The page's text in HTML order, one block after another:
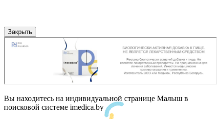
Закрыть
Вы находитесь на индивидуальной странице Малыш в
поисковой системе imedica.by